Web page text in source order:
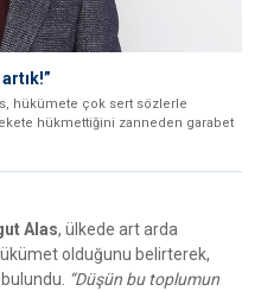
hükümete çok sert sözlerle
hükmettiğini zanneden garabet
Alas, ülkede art arda
olduğunu belirterek,
“Düşün bu toplumun